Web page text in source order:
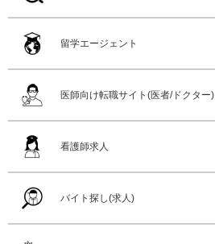
留学エージェント
医師向け転職サイト(医者/ドクター)
看護師求人
バイト探し(求人)